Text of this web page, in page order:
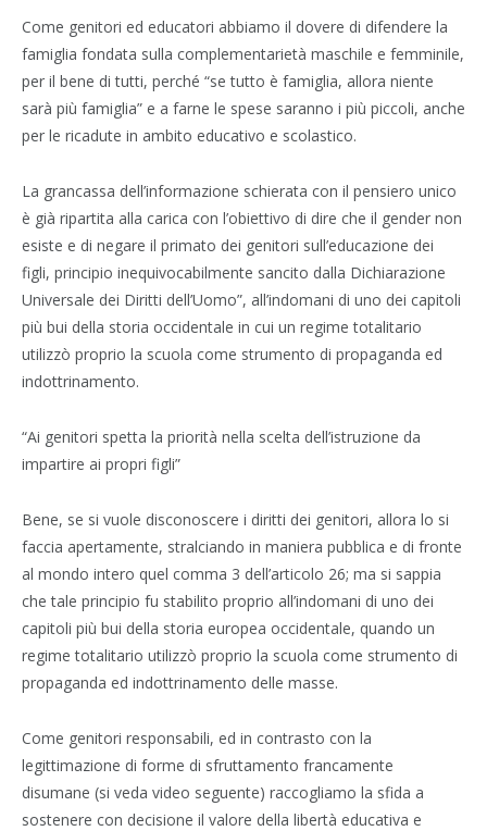
Come genitori ed educatori abbiamo il dovere di difendere la
famiglia fondata sulla complementarietà maschile e femminile,
per il bene di tutti, perché “se tutto è famiglia, allora niente
sarà più famiglia” e a farne le spese saranno i più piccoli, anche
per le ricadute in ambito educativo e scolastico.
La grancassa dell’informazione schierata con il pensiero unico
è già ripartita alla carica con l’obiettivo di dire che il gender non
esiste e di negare il primato dei genitori sull’educazione dei
figli, principio inequivocabilmente sancito dalla Dichiarazione
Universale dei Diritti dell’Uomo”, all’indomani di uno dei capitoli
più bui della storia occidentale in cui un regime totalitario
utilizzò proprio la scuola come strumento di propaganda ed
indottrinamento.
“Ai genitori spetta la priorità nella scelta dell’istruzione da
impartire ai propri figli”
Bene, se si vuole disconoscere i diritti dei genitori, allora lo si
faccia apertamente, stralciando in maniera pubblica e di fronte
al mondo intero quel comma 3 dell’articolo 26; ma si sappia
che tale principio fu stabilito proprio all’indomani di uno dei
capitoli più bui della storia europea occidentale, quando un
regime totalitario utilizzò proprio la scuola come strumento di
propaganda ed indottrinamento delle masse.
Come genitori responsabili, ed in contrasto con la
legittimazione di forme di sfruttamento francamente
disumane (si veda video seguente) raccogliamo la sfida a
sostenere con decisione il valore della libertà educativa e